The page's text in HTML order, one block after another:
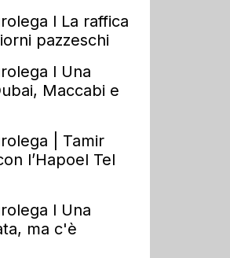
l La raffica
pazzeschi
l Una
Maccabi e
| Tamir
l’Hapoel Tel
l Una
ma c'è